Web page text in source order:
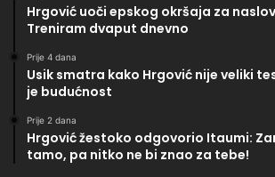
Hrgović uoči epskog okršaja za
Treniram dvaput dnevno
Prije 4 dana
Usik smatra kako Hrgović nije veliki
je budućnost
Prije 2 dana
Hrgović žestoko odgovorio Itaumi:
tamo, pa nitko ne bi znao za tebe!